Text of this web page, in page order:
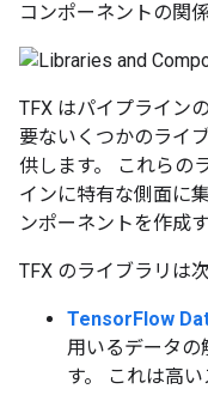
コンポーネントの関
TFX はパイプライン
要ないくつかのライ
供します。 これらの
インに特有な側面に
ンポーネントを作成
TFX のライブラリは
TensorFlow
用いるデータの
す。 これは高い